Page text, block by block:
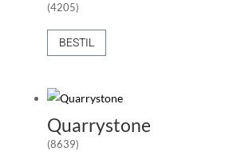
(4205)
BESTIL
Quarrystone
(8639)